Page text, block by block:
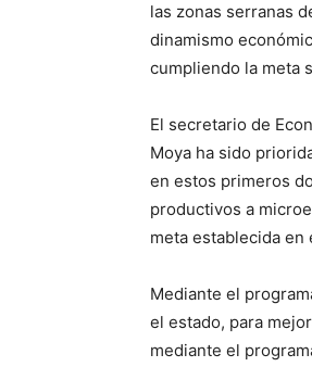
las zonas serranas
dinamismo
cumpliendo la meta
El secretario de
Moya ha sido
en estos primeros
productivos a
meta establecida en
Mediante el
el estado, para
mediante el